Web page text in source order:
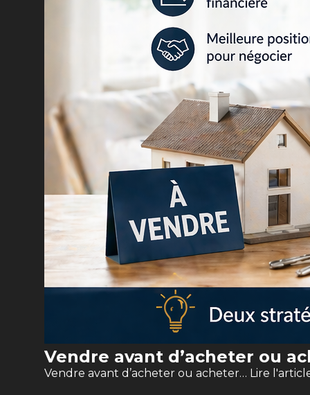
Vendre avant d’acheter ou
Vendre avant d’acheter ou acheter… Lire